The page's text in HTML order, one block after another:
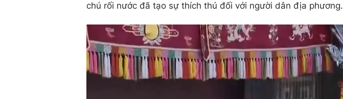
chú rối nước đã tạo sự thích thú đối với người dân địa phương.